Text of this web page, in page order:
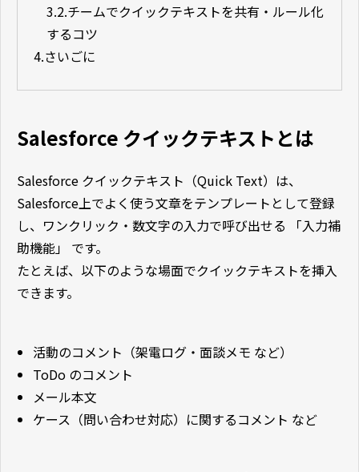
3.2.チームでクイックテキストを共有・ルール化
するコツ
4.さいごに
Salesforce クイックテキストとは
Salesforce クイックテキスト（Quick Text）は、
Salesforce上でよく使う文章をテンプレートとして登録
し、ワンクリック・数文字の入力で呼び出せる 「入力補
助機能」 です。
たとえば、以下のような場面でクイックテキストを挿入
できます。
活動のコメント（架電ログ・面談メモ など）
ToDo のコメント
メール本文
ケース（問い合わせ対応）に関するコメント など